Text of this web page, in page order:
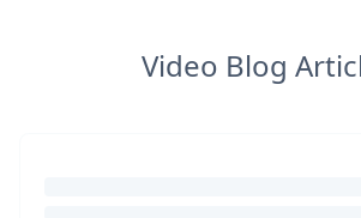
Video Blog